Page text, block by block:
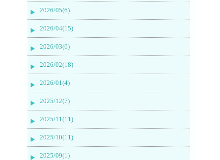
2026/05(6)
2026/04(15)
2026/03(6)
2026/02(18)
2026/01(4)
2025/12(7)
2025/11(11)
2025/10(11)
2025/09(1)